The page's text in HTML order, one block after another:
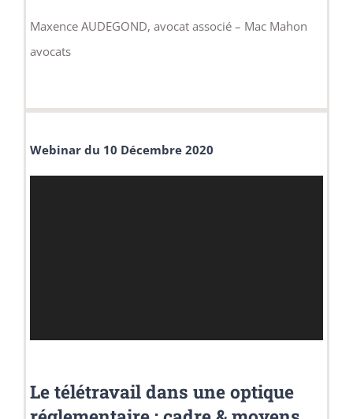
Maxence AUDEGOND, avocat associé – Mac Mahon
avocats
Webinar du 10 Décembre 2020
Le télétravail dans une optique